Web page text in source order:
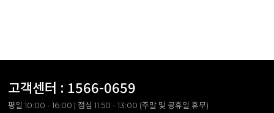
고객센터 : 1566-0659
평일 10:00 - 16:00 | 점심 11:50 - 13:00 (주말 및 공휴일 휴무)